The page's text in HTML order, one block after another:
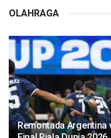
OLAHRAGA
Remontada Argentina